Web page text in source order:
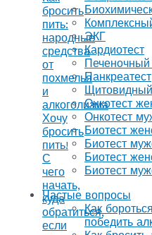
бросить
пить:
народные
средства
от
похмелья
и
алкоголизма
Хочу
бросить
пить!
С
чего
начать,
куда
обратиться,
если
ЭКГ
Кардиотест
Печеночный
Панкреатест
Щитовидный
Онкотест
Онкотест
Биотест
Биотест
Биотест
Биотест
Частые вопросы
Как
победить